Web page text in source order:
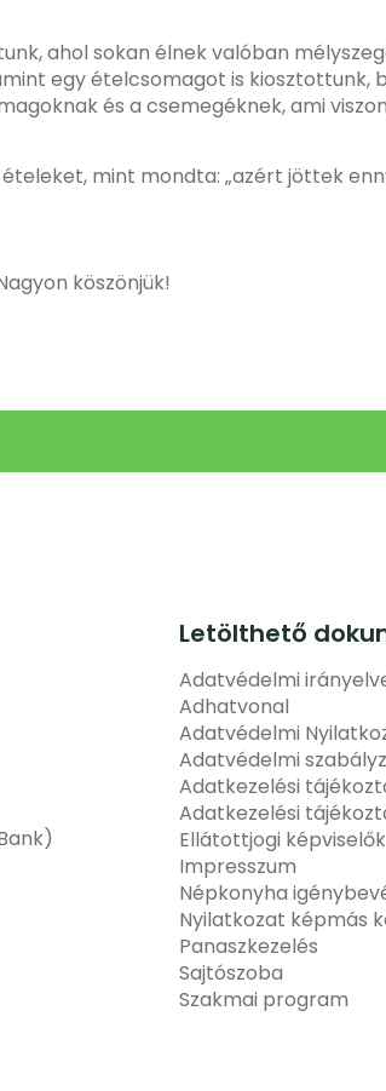
ahol sokan élnek valóban
egy ételcsomagot is kiosztottunk,
és a csemegéknek, ami
mint mondta: „azért jöttek
köszönjük!
Letölthető
Adatvédelmi
Adhatvonal
Adatvédelmi
Adatvédelmi
Adatkezelési
Adatkezelési
Ellátottjogi képviselők
Impresszum
Népkonyha
Nyilatkozat képmás
Panaszkezelés
Sajtószoba
Szakmai program